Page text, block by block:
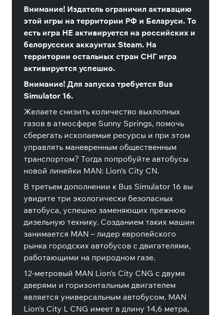
Внимание! Издатель ограничил активацию
этой игры на территории РФ и Беларуси. То
есть игра НЕ активируется на российских и
белорусских аккаунтах Steam. На
территории остальных стран СНГ игра
активируется успешно.
Внимание! Для запуска требуется Bus
Simulator 16.
Желаете снизить количество выхлопных
газов в атмосфере Sunny Springs, помочь
сберегать ископаемые ресурсы и при этом
управлять маневренным общественным
транспортом? Тогда попробуйте автобусы
новой линейки MAN: Lion's City CN.
В третьем дополнении к Bus Simulator 16 вы
увидите три экологически безопасных
автобуса, успешно заменяющих прежнюю
дизельную технику. Созданием таких машин
занимается MAN – лидер европейского
рынка городских автобусов с двигателями,
работающими на природном газе.
12-метровый MAN Lion's City CNG с двумя
дверями и горизонтальным двигателем
является универсальным автобусом. MAN
Lion's City L CNG имеет в длину 14,6 метра,